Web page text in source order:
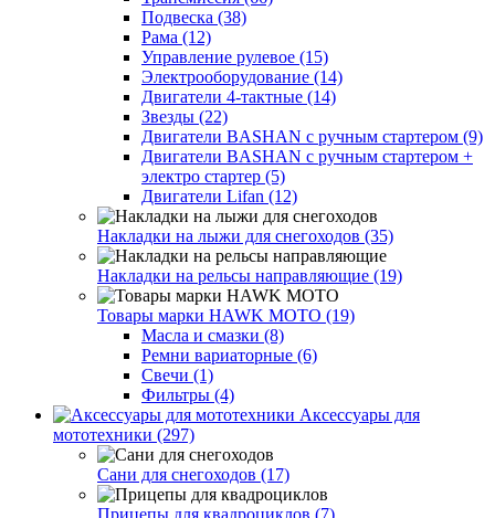
Подвеска (38)
Рама (12)
Управление рулевое (15)
Электрооборудование (14)
Двигатели 4-тактные (14)
Звезды (22)
Двигатели BASHAN с ручным стартером (9)
Двигатели BASHAN с ручным стартером +
электро стартер (5)
Двигатели Lifan (12)
Накладки на лыжи для снегоходов (35)
Накладки на рельсы направляющие (19)
Товары марки HAWK MOTO (19)
Масла и смазки (8)
Ремни вариаторные (6)
Свечи (1)
Фильтры (4)
Аксессуары для
мототехники (297)
Сани для снегоходов (17)
Прицепы для квадроциклов (7)